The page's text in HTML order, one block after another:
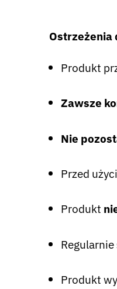
Ostrzeżenia
Produkt
Zawsze
Nie
Przed
Produkt
Produkt